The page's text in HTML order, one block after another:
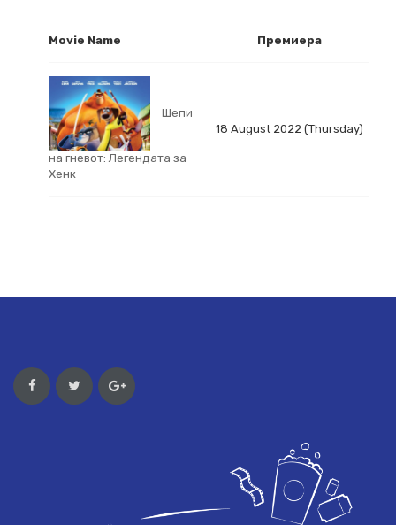
Movie Name Премиера
Шепи
на гневот: Легендата за
Хенк
18 August 2022 (Thursday)